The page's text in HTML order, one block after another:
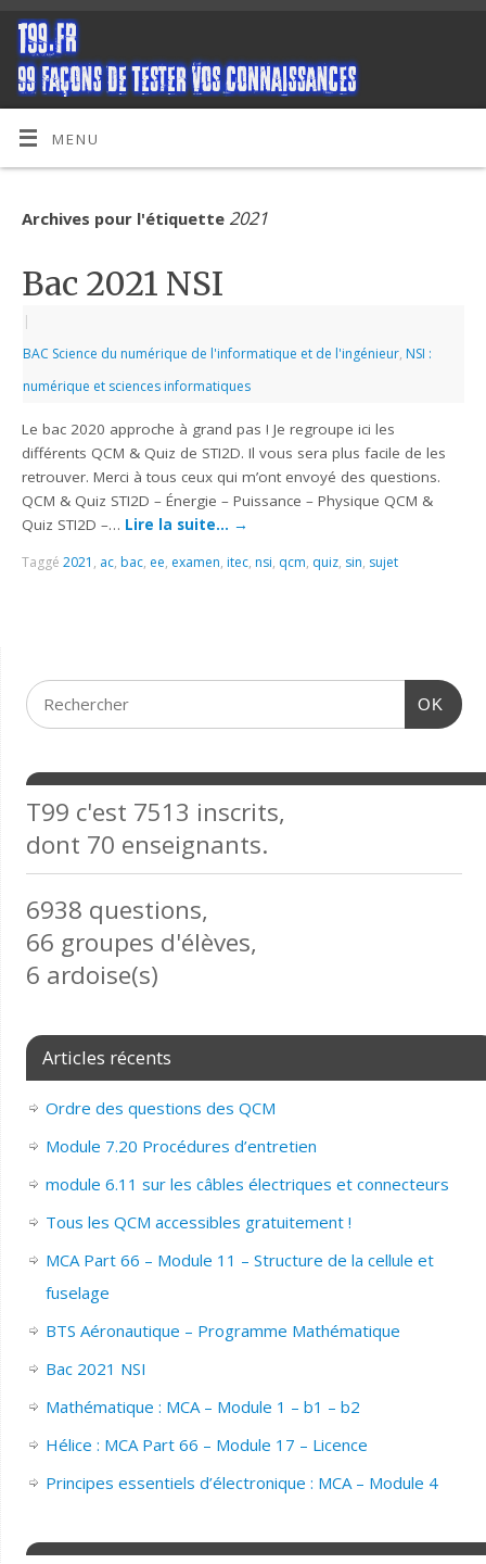
MENU
Archives pour l'étiquette 2021
Bac 2021 NSI
|
BAC Science du numérique de l'informatique et de l'ingénieur, NSI :
numérique et sciences informatiques
Le bac 2020 approche à grand pas ! Je regroupe ici les
différents QCM & Quiz de STI2D. Il vous sera plus facile de les
retrouver. Merci à tous ceux qui m’ont envoyé des questions.
QCM & Quiz STI2D – Énergie – Puissance – Physique QCM &
Quiz STI2D –… Lire la suite… →
Taggé2021 , ac, bac, ee, examen, itec, nsi, qcm, quiz, sin, sujet
OK
T99 c'est 7513 inscrits,
dont 70 enseignants.
6938 questions,
66 groupes d'élèves,
6 ardoise(s)
Articles récents
Ordre des questions des QCM
Module 7.20 Procédures d’entretien
module 6.11 sur les câbles électriques et connecteurs
Tous les QCM accessibles gratuitement !
MCA Part 66 – Module 11 – Structure de la cellule et
fuselage
BTS Aéronautique – Programme Mathématique
Bac 2021 NSI
Mathématique : MCA – Module 1 – b1 – b2
Hélice : MCA Part 66 – Module 17 – Licence
Principes essentiels d’électronique : MCA – Module 4